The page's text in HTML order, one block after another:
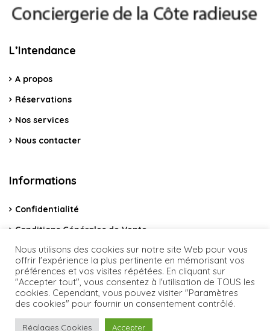
L’Intendance
A propos
Réservations
Nos services
Nous contacter
Informations
Confidentialité
Conditions Générales de Vente
Mentions légales
© Copyright Conciergerie L'intendance - Designed by Carotte
Nous utilisons des cookies sur notre site Web pour vous
offrir l'expérience la plus pertinente en mémorisant vos
préférences et vos visites répétées. En cliquant sur
"Accepter tout", vous consentez à l'utilisation de TOUS les
cookies. Cependant, vous pouvez visiter "Paramètres
des cookies" pour fournir un consentement contrôlé.
Réglages Cookies Accepter